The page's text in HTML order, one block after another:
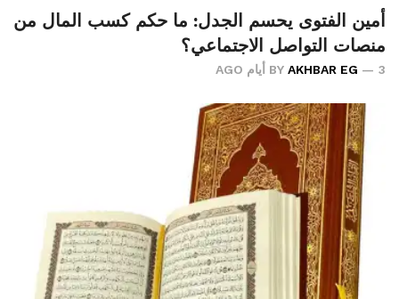
أمين الفتوى يحسم الجدل: ما حكم كسب المال من
منصات التواصل الاجتماعي؟
BY AKHBAR EG 3 أيام AGO